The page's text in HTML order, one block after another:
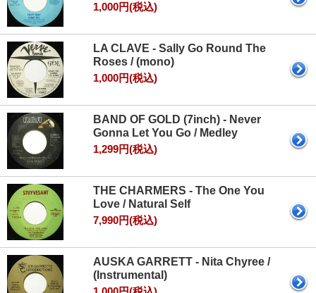
1,000円(税込)
LA CLAVE - Sally Go Round The
Roses / (mono)
1,000円(税込)
BAND OF GOLD (7inch) - Never
Gonna Let You Go / Medley
1,299円(税込)
THE CHARMERS - The One You
Love / Natural Self
7,990円(税込)
AUSKA GARRETT - Nita Chyree /
(Instrumental)